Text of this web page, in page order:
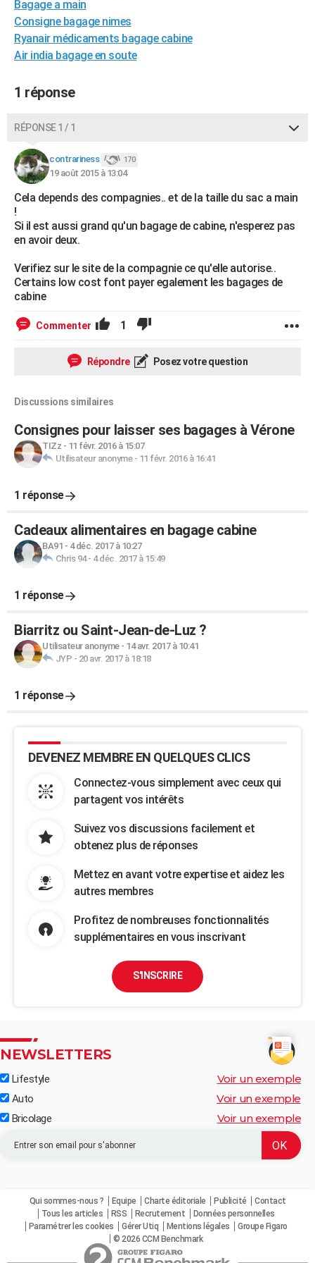
Destinations
City break
Voyage nature
Voyage de noces
Forum
Climat
PHOTO
GUIDES D'ACHAT
CARTE DE VOEUX
Carte de Noël
Carte Bonne année
Carte Saint-Valentin
Carte Pâques
Carte d'anniversaire
DICTIONNAIRE
Dictionnaire
Biographies
Citations
Expressions
Proverbes
PROGRAMME TV
S'inscrire
Se connecter
Lycées
Collèges
Primaires
Universités
Entreprises
Service militaire
Avis de recherche
AVIS DE DÉCÈS
FORUM
Bricolage
Lifestyle
Culture
Sport
Auto
Television
Voyage
Cinema
Bagage a main
Consigne bagage nimes
Ryanair médicaments bagage cabine
Air india bagage en soute
1 réponse
RÉPONSE 1 / 1
contrariness 170
19 août 2015 à 13:04
Cela depends des compagnies.. et de la taille du sac a main
!
Si il est aussi grand qu'un bagage de cabine, n'esperez pas
en avoir deux.
Verifiez sur le site de la compagnie ce qu'elle autorise..
Certains low cost font payer egalement les bagages de
cabine
Commenter 1
Répondre Posez votre question
Discussions similaires
Consignes pour laisser ses bagages à Vérone
TIZz - 11 févr. 2016 à 15:07
Utilisateur anonyme- 11 févr. 2016 à 16:41
1 réponse
Cadeaux alimentaires en bagage cabine
BA91 - 4 déc. 2017 à 10:27
Chris 94- 4 déc. 2017 à 15:49
1 réponse
Biarritz ou Saint-Jean-de-Luz ?
Utilisateur anonyme- 14 avr. 2017 à 10:41
JYP - 20 avr. 2017 à 18:18
1 réponse
DEVENEZ MEMBRE EN QUELQUES CLICS
Connectez-vous simplement avec ceux qui
partagent vos intérêts
Suivez vos discussions facilement et
obtenez plus de réponses
Mettez en avant votre expertise et aidez les
autres membres
Profitez de nombreuses fonctionnalités
supplémentaires en vous inscrivant
S'INSCRIRE
NEWSLETTERS
Lifestyle Voir un exemple
Auto Voir un exemple
Bricolage Voir un exemple
Qui sommes-nous ? Equipe Charte éditoriale Publicité
Contact
Tous les articles
RSS Recrutement
Données personnelles
Paramétrer les cookies
Gérer Utiq Mentions légales
Groupe Figaro
© 2026 CCM Benchmark